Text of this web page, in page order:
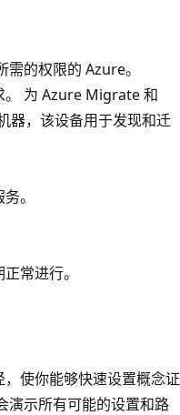
的权限的 Azure。
。 为 Azure Migrate 和
器，该设备用于发现和迁
。
常进行。
使你能够快速设置概念证
演示所有可能的设置和路